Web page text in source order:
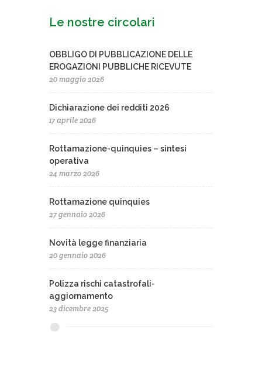
Le nostre circolari
OBBLIGO DI PUBBLICAZIONE DELLE
EROGAZIONI PUBBLICHE RICEVUTE
20 maggio 2026
Dichiarazione dei redditi 2026
17 aprile 2026
Rottamazione-quinquies – sintesi
operativa
24 marzo 2026
Rottamazione quinquies
27 gennaio 2026
Novità legge finanziaria
20 gennaio 2026
Polizza rischi catastrofali-
aggiornamento
23 dicembre 2025